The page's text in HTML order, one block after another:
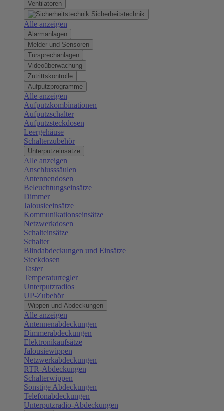
Ventilatoren
Sicherheitstechnik
Alle anzeigen
Alarmanlagen
Melder und Sensoren
Türsprechanlagen
Videoüberwachung
Zutrittskontrolle
Aufputzprogramme
Alle anzeigen
Aufputzkombinationen
Aufputzschalter
Aufputzsteckdosen
Leergehäuse
Schalterzubehör
Unterputzeinsätze
Alle anzeigen
Anschlusssäulen
Antennendosen
Beleuchtungseinsätze
Dimmer
Jalousieeinsätze
Kommunikationseinsätze
Netzwerkdosen
Schalteinsätze
Schalter
Blindabdeckungen und Einsätze
Steckdosen
Taster
Temperaturregler
Unterputzradios
UP-Zubehör
Wippen und Abdeckungen
Alle anzeigen
Antennenabdeckungen
Dimmerabdeckungen
Elektronikaufsätze
Jalousiewippen
Netzwerkabdeckungen
RTR-Abdeckungen
Schalterwippen
Sonstige Abdeckungen
Telefonabdeckungen
Unterputzradio-Abdeckungen